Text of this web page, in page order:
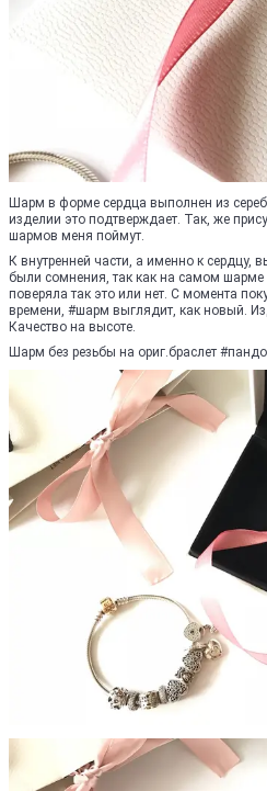
Шарм в форме сердца выполнен из
изделии это подтверждает. Так, же
шармов меня поймут.
К внутренней части, а именно к сердцу,
были сомнения, так как на самом шарме
поверяла так это или нет. С момента
времени, #шарм выглядит, как новый.
Качество на высоте.
Шарм без резьбы на ориг.браслет